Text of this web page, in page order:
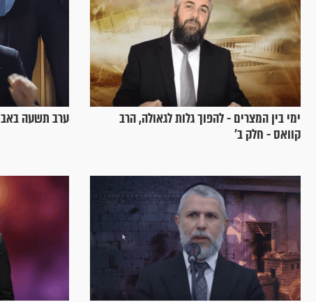
ימי בין המצרים - להפוך גלות לגאולה, הרב
קוואס - חלק ב’
ערב תשעה באב